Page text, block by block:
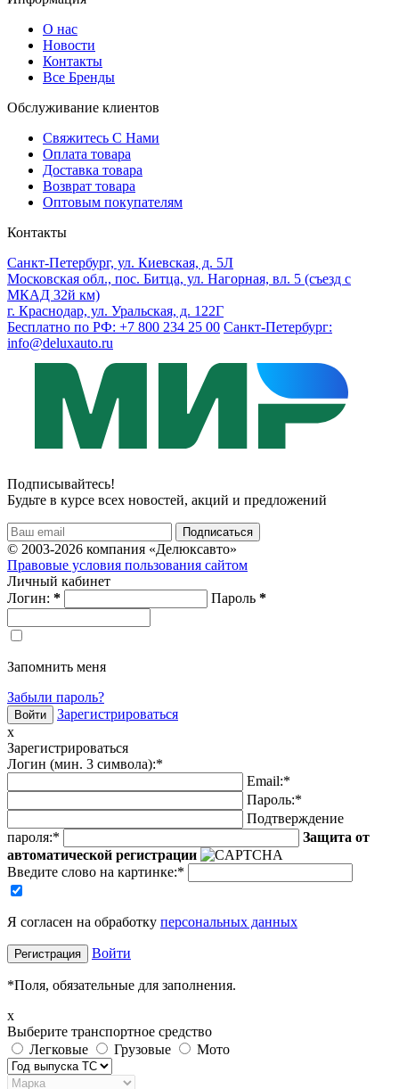
О нас
Новости
Контакты
Все Бренды
Обслуживание клиентов
Свяжитесь С Нами
Оплата товара
Доставка товара
Возврат товара
Оптовым покупателям
Контакты
Санкт-Петербург, ул. Киевская, д. 5Л
Московская обл., пос. Битца, ул. Нагорная, вл. 5 (съезд с
МКАД 32й км)
г. Краснодар, ул. Уральская, д. 122Г
Бесплатно по РФ: +7 800 234 25 00 Санкт-Петербург:
info@deluxauto.ru
Подписывайтесь!
Будьте в курсе всех новостей, акций и предложений
© 2003-2026 компания «Делюксавто»
Правовые условия пользования сайтом
Личный кабинет
Логин: * Пароль *
Запомнить меня
Забыли пароль?
Зарегистрироваться
x
Зарегистрироваться
Логин (мин. 3 символа):*
Email:*
Пароль:*
Подтверждение
пароля:*
Защита от
автоматической регистрации
Введите слово на картинке:*
Я согласен на обработку персональных данных
Войти
*Поля, обязательные для заполнения.
x
Выберите транспортное средство
Легковые
Грузовые Мото